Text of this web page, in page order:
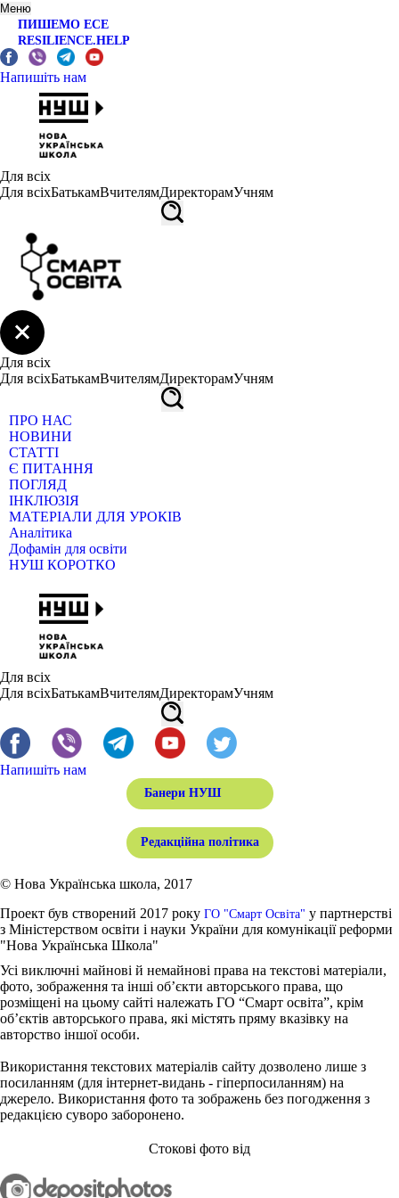
Меню
ПИШЕМО ЕСЕ
RESILIENCE.HELP
Напишіть нам
Для всіх
Для всіхБатькамВчителямДиректорамУчням
Для всіх
Для всіхБатькамВчителямДиректорамУчням
ПРО НАС
НОВИНИ
СТАТТІ
Є ПИТАННЯ
ПОГЛЯД
ІНКЛЮЗІЯ
МАТЕРІАЛИ ДЛЯ УРОКІВ
Аналітика
Дофамін для освіти
НУШ КОРОТКО
Для всіх
Для всіхБатькамВчителямДиректорамУчням
Напишіть нам
Банери НУШ
Редакційна політика
© Нова Українська школа, 2017
Проект був створений 2017 року ГО "Смарт Освіта" у партнерстві
з Міністерством освіти і науки України для комунікації реформи
"Нова Українська Школа"
Усі виключні майнові й немайнові права на текстові матеріали,
фото, зображення та інші об’єкти авторського права, що
розміщені на цьому сайті належать ГО “Смарт освіта”, крім
об’єктів авторського права, які містять пряму вказівку на
авторство іншої особи.
Використання текстових матеріалів сайту дозволено лише з
посиланням (для інтернет-видань - гіперпосиланням) на
джерело. Використання фото та зображень без погодження з
редакцією суворо заборонено.
Стокові фото від